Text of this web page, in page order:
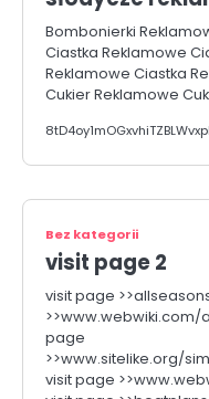
Bombonierki
Ciastka Reklamowe
Reklamowe Ciastka
Cukier Reklamowe
Bez kategorii
visit page 2
visit page
page
>>www.sitelike.org/
visit page